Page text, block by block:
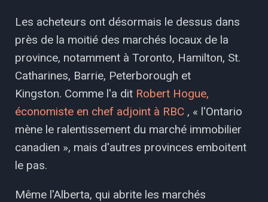
Les acheteurs ont désormais le dessus dans
près de la moitié des marchés locaux de la
province, notamment à Toronto, Hamilton, St.
Catharines, Barrie, Peterborough et
Kingston. Comme l'a dit Robert Hogue,
économiste en chef adjoint à RBC , « l'Ontario
mène le ralentissement du marché immobilier
canadien », mais d'autres provinces emboitent
le pas.
Même l'Alberta, qui abrite les marchés